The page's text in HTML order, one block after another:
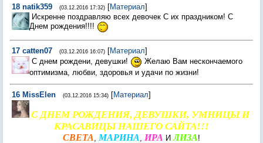
18 natik359 (03.12.2016 17:32) [Материал]
Искренне поздравляю всех девочек С их праздником! С
Днем рождения!!!!
17 catten07 (03.12.2016 16:07) [Материал]
С днем рождени, девушки!
Желаю Вам нескончаемого
оптимизма, любви, здоровья и удачи по жизни!
16 MissElen (03.12.2016 15:34) [Материал]
С ДНЕМ РОЖДЕНИЯ, ДЕВУШКИ, УМНИЦЫ И
КРАСАВИЦЫ НАШЕГО САЙТА!!!
СВЕТА ,МАРИНА , ИРА ИЛИЗА !